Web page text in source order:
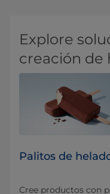
Explore
creación de
Palitos de
Cree productos con